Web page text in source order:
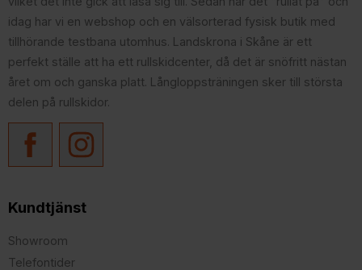
idag har vi en webshop och en välsorterad fysisk butik med
tillhörande testbana utomhus. Landskrona i Skåne är ett
perfekt ställe att ha ett rullskidcenter, då det är snöfritt nästan
året om och ganska platt. Långloppsträningen sker till största
delen på rullskidor.
Kundtjänst
Showroom
Telefontider